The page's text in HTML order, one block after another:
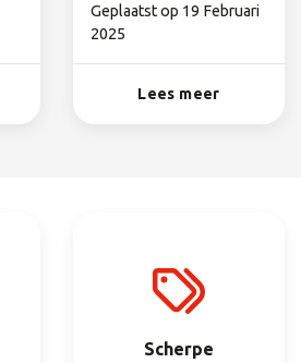
Geplaatst op 19 Februari
2025
Lees meer
Scherpe